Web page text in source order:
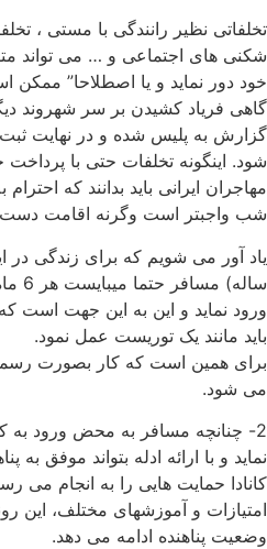
تخلفاتی نظیر رانندگی با مستی ،
شکنی های اجتماعی و … می تواند
خود دور نماید و یا اصطلاحا”
گاهی فریاد کشیدن بر سر شهروند
گزارش به پلیس شده و در نهایت
شود. اینگونه تخلفات حتی با
مهاجران ایرانی باید بدانند که
شب واجبتر است وگرنه اقامت دست
ورود نماید و این به این جهت است
باید مانند یک توریست عمل نمود.
برای همین است که کار بصورت
می شود.
2- چنانچه مسافر به محض ورود به
نماید و با ارائه ادله بتواند موفق
کانادا حمایت هایی را به انجام می
امتیازات و آموزشهای مختلف، این
وضعیت پناهنده ادامه می دهد.